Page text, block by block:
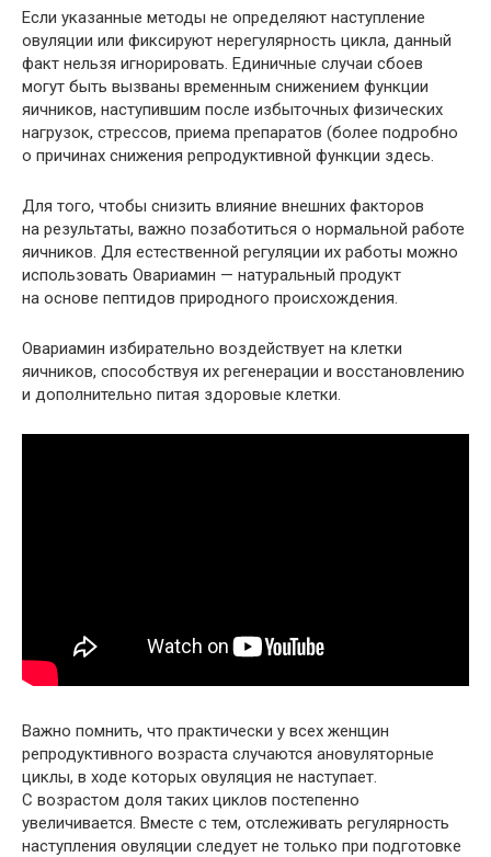
Если указанные методы не определяют наступление
овуляции или фиксируют нерегулярность цикла, данный
факт нельзя игнорировать. Единичные случаи сбоев
могут быть вызваны временным снижением функции
яичников, наступившим после избыточных физических
нагрузок, стрессов, приема препаратов (более подробно
о причинах снижения репродуктивной функции здесь.
Для того, чтобы снизить влияние внешних факторов
на результаты, важно позаботиться о нормальной работе
яичников. Для естественной регуляции их работы можно
использовать Овариамин — натуральный продукт
на основе пептидов природного происхождения.
Овариамин избирательно воздействует на клетки
яичников, способствуя их регенерации и восстановлению
и дополнительно питая здоровые клетки.
Важно помнить, что практически у всех женщин
репродуктивного возраста случаются ановуляторные
циклы, в ходе которых овуляция не наступает.
С возрастом доля таких циклов постепенно
увеличивается. Вместе с тем, отслеживать регулярность
наступления овуляции следует не только при подготовке